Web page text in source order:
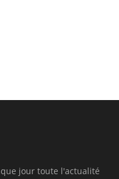
jour toute l'actualité